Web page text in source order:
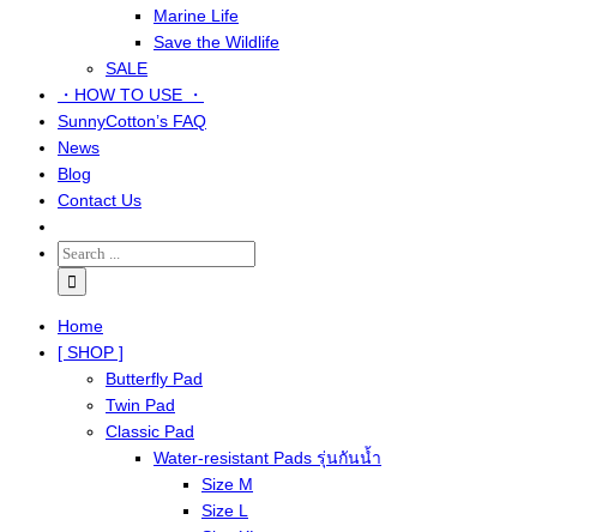
Marine Life
Save the Wildlife
SALE
・HOW TO USE ・
SunnyCotton’s FAQ
News
Blog
Contact Us
Home
[ SHOP ]
Butterfly Pad
Twin Pad
Classic Pad
Water-resistant Pads รุ่นกันน้ำ
Size M
Size L